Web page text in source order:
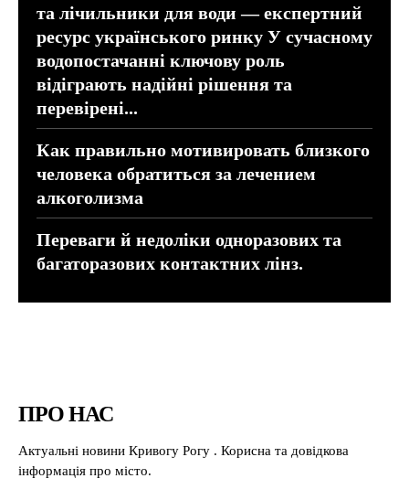
та лічильники для води — експертний
ресурс українського ринку У сучасному
водопостачанні ключову роль
відіграють надійні рішення та
перевірені...
Как правильно мотивировать близкого
человека обратиться за лечением
алкоголизма
Переваги й недоліки одноразових та
багаторазових контактних лінз.
ПРО НАС
Актуальні новини Кривогу Рогу . Корисна та довідкова
інформація про місто.